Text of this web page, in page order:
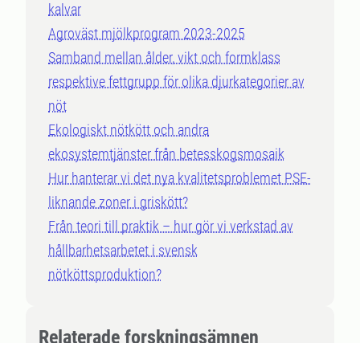
kalvar
Agroväst mjölkprogram 2023-2025
Samband mellan ålder, vikt och formklass
respektive fettgrupp för olika djurkategorier av
nöt
Ekologiskt nötkött och andra
ekosystemtjänster från betesskogsmosaik
Hur hanterar vi det nya kvalitetsproblemet PSE-
liknande zoner i griskött?
Från teori till praktik – hur gör vi verkstad av
hållbarhetsarbetet i svensk
nötköttsproduktion?
Relaterade forskningsämnen